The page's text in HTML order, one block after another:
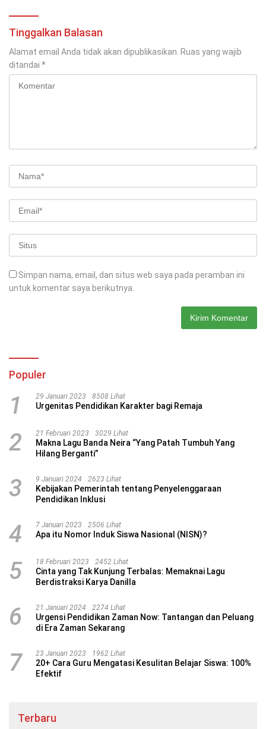
Tinggalkan Balasan
Alamat email Anda tidak akan dipublikasikan. Ruas yang wajib
ditandai *
Simpan nama, email, dan situs web saya pada peramban ini
untuk komentar saya berikutnya.
Populer
1 29 Januari 2023 8508 Lihat
Urgenitas Pendidikan Karakter bagi Remaja
2 21 Februari 2023 3029 Lihat
Makna Lagu Banda Neira “Yang Patah Tumbuh Yang
Hilang Berganti”
3 9 Januari 2024 2623 Lihat
Kebijakan Pemerintah tentang Penyelenggaraan
Pendidikan Inklusi
4 7 Januari 2023 2506 Lihat
Apa itu Nomor Induk Siswa Nasional (NISN)?
5 18 Februari 2023 2452 Lihat
Cinta yang Tak Kunjung Terbalas: Memaknai Lagu
Berdistraksi Karya Danilla
6 21 Januari 2024 2274 Lihat
Urgensi Pendidikan Zaman Now: Tantangan dan Peluang
di Era Zaman Sekarang
7 23 Januari 2023 1962 Lihat
20+ Cara Guru Mengatasi Kesulitan Belajar Siswa: 100%
Efektif
Terbaru